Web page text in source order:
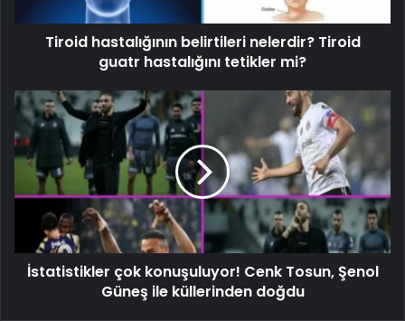
Tiroid hastalığının belirtileri nelerdir? Tiroid
guatr hastalığını tetikler mi?
İstatistikler çok konuşuluyor! Cenk Tosun, Şenol
Güneş ile küllerinden doğdu